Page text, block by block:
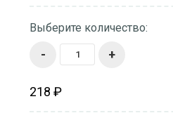
Выберите количество:
- +
218 ₽